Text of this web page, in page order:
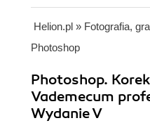
Helion.pl » Fotografia,
Photoshop
Photoshop.
Vademecum
Wydanie V